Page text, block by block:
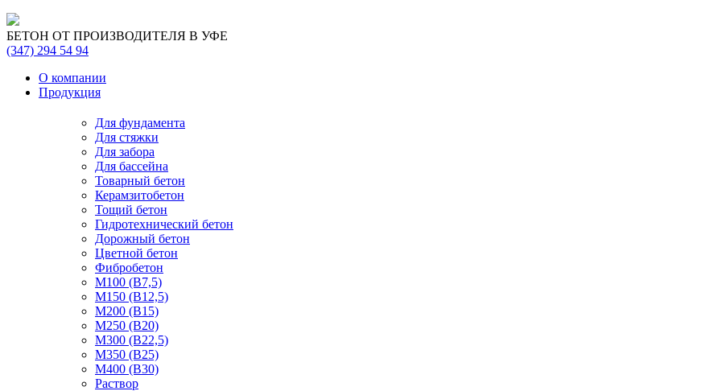
БЕТОН ОТ ПРОИЗВОДИТЕЛЯ В УФЕ
(347) 294 54 94
О компании
Продукция
Для фундамента
Для стяжки
Для забора
Для бассейна
Товарный бетон
Керамзитобетон
Тощий бетон
Гидротехнический бетон
Дорожный бетон
Цветной бетон
Фибробетон
М100 (В7,5)
М150 (В12,5)
М200 (В15)
М250 (В20)
М300 (В22,5)
М350 (В25)
М400 (В30)
Раствор